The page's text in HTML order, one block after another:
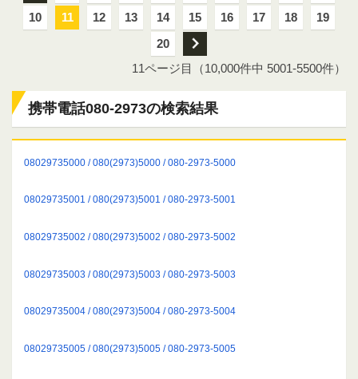
10
11 12 13 14 15 16 17 18
19
20
次
11ページ目（10,000件中 5001-5500件）
携帯電話080-2973の検索結果
08029735000 / 080(2973)5000 / 080-2973-5000
08029735001 / 080(2973)5001 / 080-2973-5001
08029735002 / 080(2973)5002 / 080-2973-5002
08029735003 / 080(2973)5003 / 080-2973-5003
08029735004 / 080(2973)5004 / 080-2973-5004
08029735005 / 080(2973)5005 / 080-2973-5005